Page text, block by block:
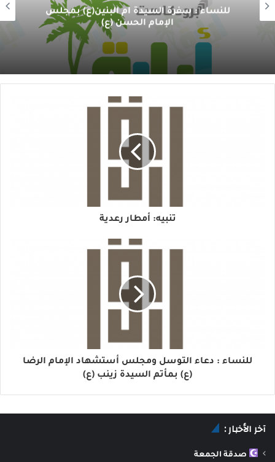
للنساء : سفرة السيدة أم البنين(ع) بمجلس
الإمام الحسن (ع)
تنبيه: أمطار رعدية
للنساء : دعاء التوسل ومجلس أستشهاد الإمام الرضا
(ع) بمأتم السيدة زينب (ع)
آخر الأخبار :
صدقة الجمعة